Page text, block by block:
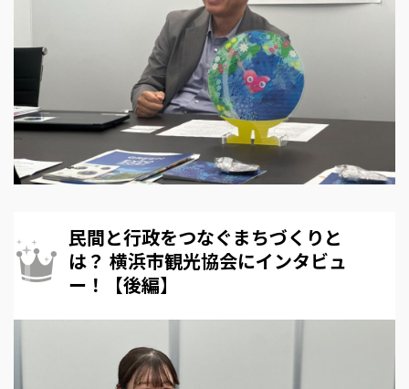
民間と行政をつなぐまちづくりと
は？ 横浜市観光協会にインタビュ
ー！【後編】